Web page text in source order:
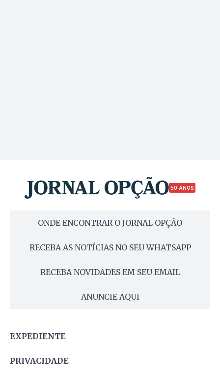
50 ANOS
ONDE ENCONTRAR O JORNAL OPÇÃO
RECEBA AS NOTÍCIAS NO SEU WHATSAPP
RECEBA NOVIDADES EM SEU EMAIL
ANUNCIE AQUI
EXPEDIENTE
PRIVACIDADE